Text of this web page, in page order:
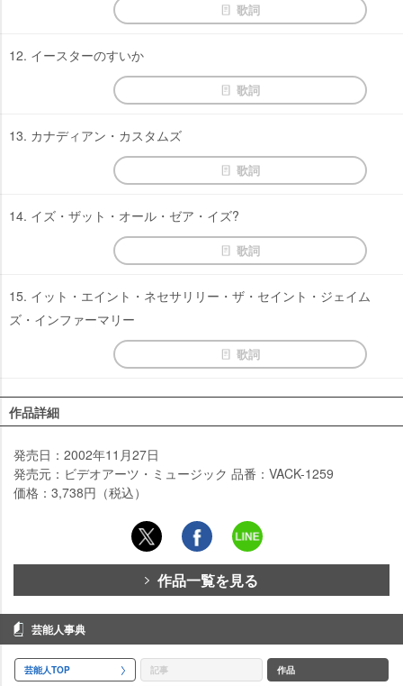
歌詞
12. イースターのすいか
歌詞
13. カナディアン・カスタムズ
歌詞
14. イズ・ザット・オール・ゼア・イズ?
歌詞
15. イット・エイント・ネセサリリー・ザ・セイント・ジェイム
ズ・インファーマリー
歌詞
作品詳細
発売日：2002年11月27日
発売元：ビデオアーツ・ミュージック 品番：VACK-1259
価格：3,738円（税込）
作品一覧を見る
芸能人事典
芸能人TOP 記事 作品